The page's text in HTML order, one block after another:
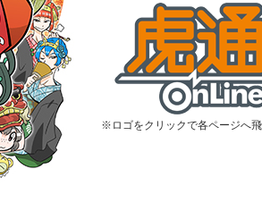
※ロゴをクリックで各ページへ